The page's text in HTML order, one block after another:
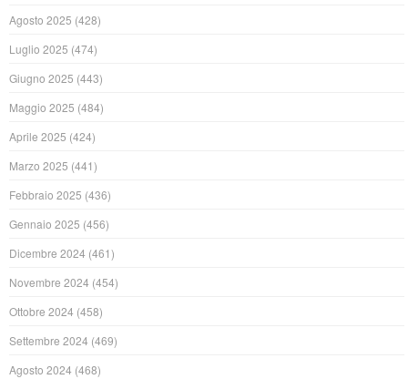
Agosto 2025 (428)
Luglio 2025 (474)
Giugno 2025 (443)
Maggio 2025 (484)
Aprile 2025 (424)
Marzo 2025 (441)
Febbraio 2025 (436)
Gennaio 2025 (456)
Dicembre 2024 (461)
Novembre 2024 (454)
Ottobre 2024 (458)
Settembre 2024 (469)
Agosto 2024 (468)